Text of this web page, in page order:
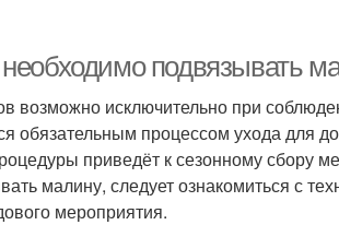
подвязывать
возможно исключительно при
обязательным процессом ухода для
приведёт к сезонному сбору
малину, следует ознакомиться с
мероприятия.